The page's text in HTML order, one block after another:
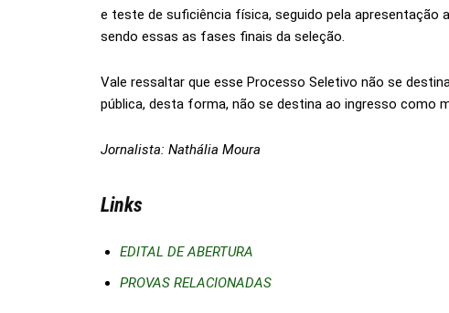
e teste de suficiência física, seguido pela apresentação
sendo essas as fases finais da seleção.
Vale ressaltar que esse Processo Seletivo não se
pública, desta forma, não se destina ao ingresso como
Jornalista: Nathália Moura
Links
EDITAL DE ABERTURA
PROVAS RELACIONADAS